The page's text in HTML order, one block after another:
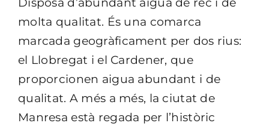
molta qualitat. És una comarca
marcada geogràficament per dos rius:
el Llobregat i el Cardener, que
proporcionen aigua abundant i de
qualitat. A més a més, la ciutat de
Manresa està regada per l’històric